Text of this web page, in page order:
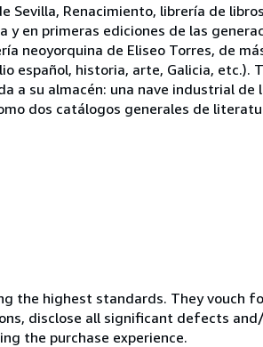
Sevilla, Renacimiento, librería de
en primeras ediciones de las
neoyorquina de Eliseo Torres, de
español, historia, arte, Galicia, etc.).
a su almacén: una nave industrial
dos catálogos generales de
the highest standards. They vouch
disclose all significant defects
the purchase experience.